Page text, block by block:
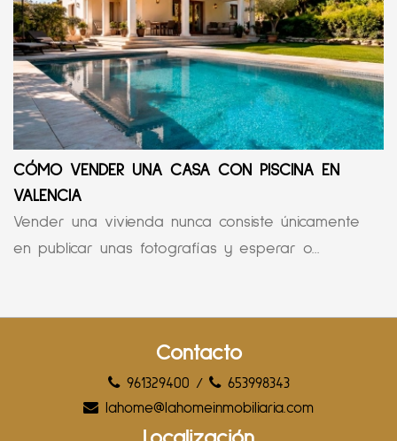
CÓMO VENDER UNA CASA CON PISCINA EN
VALENCIA
Vender una vivienda nunca consiste únicamente
en publicar unas fotografías y esperar o...
Contacto
961329400 /
653998343
lahome@lahomeinmobiliaria.com